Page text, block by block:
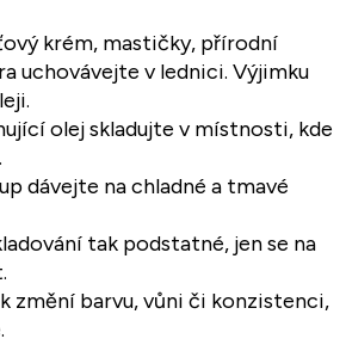
krém, mastičky, přírodní
uchovávejte v lednici. Výjimku
olej skladujte v místnosti, kde
dávejte na chladné a tmavé
tak podstatné, jen se na
změní barvu, vůni či konzistenci,